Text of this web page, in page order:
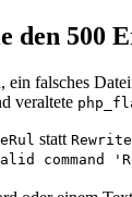
den 500
falsches
veraltete
statt
command